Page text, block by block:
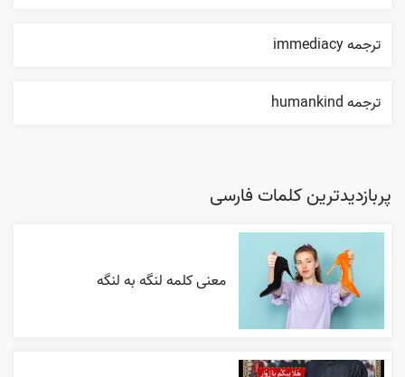
ترجمه immediacy
ترجمه humankind
پربازدیدترین کلمات فارسی
معنی کلمه لنگه به لنگه